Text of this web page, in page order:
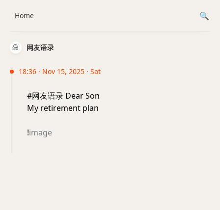
网友语录
18:36 · Nov 15, 2025 · Sat
#网友语录 Dear Son
My retirement plan
!image
Home